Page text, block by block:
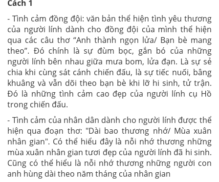
Cách 1
- Tình cảm đồng đội: văn bản thể hiện tình yêu thương
của người lính dành cho đồng đội của mình thể hiện
qua các câu thơ “Anh thành ngọn lửa/ Bạn bè mang
theo”. Đó chính là sự đùm bọc, gắn bó của những
người lính bên nhau giữa mưa bom, lửa đạn. Là sự sẻ
chia khi cùng sát cánh chiến đấu, là sự tiếc nuối, bâng
khuâng và vẫn dõi theo bạn bè khi lỡ hi sinh, tử trận.
Đó là những tình cảm cao đẹp của người lính cụ Hồ
trong chiến đấu.
- Tình cảm của nhân dân dành cho người lính được thể
hiện qua đoạn thơ: "Dài bao thương nhớ/ Mùa xuân
nhân gian". Có thể hiểu đây là nỗi nhớ thương những
mùa xuân nhân gian tươi đẹp của người lính đã hi sinh.
Cũng có thể hiểu là nỗi nhớ thương những người con
anh hùng dài theo năm tháng của nhân gian